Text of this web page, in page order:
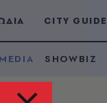
CITY GUIDE
SHOWBIZ